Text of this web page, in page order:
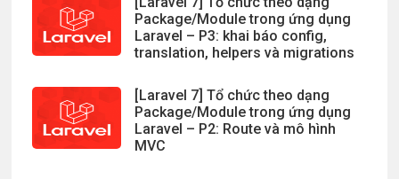
Package/Module trong ứng dụng
Laravel – P3: khai báo config,
translation, helpers và migrations
[Laravel 7] Tổ chức theo dạng
Package/Module trong ứng dụng
Laravel – P2: Route và mô hình
MVC